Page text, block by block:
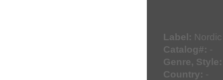
Label:
Catalog#: -
Genre, Style:
Country: -